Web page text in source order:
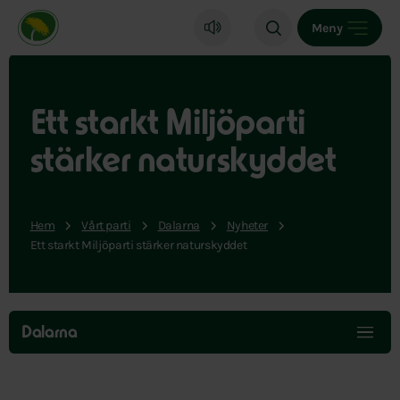
Miljöpartiet de gröna, startsida
Meny
Ett starkt Miljöparti
stärker naturskyddet
Hem Vårt parti Dalarna
Nyheter
Ett starkt Miljöparti stärker naturskyddet
Hoppa
över
menyn
Dalarna